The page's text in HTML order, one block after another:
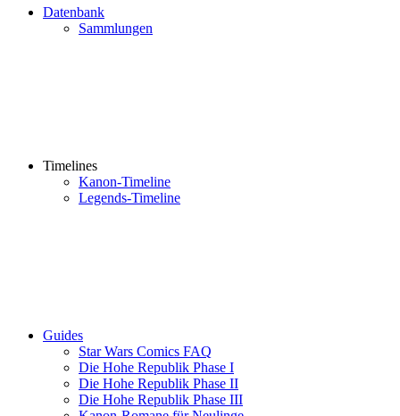
Datenbank
Sammlungen
Timelines
Kanon-Timeline
Legends-Timeline
Guides
Star Wars Comics FAQ
Die Hohe Republik Phase I
Die Hohe Republik Phase II
Die Hohe Republik Phase III